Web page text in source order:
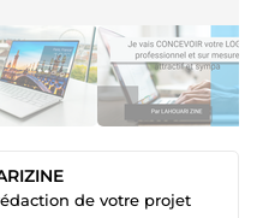
de votre projet